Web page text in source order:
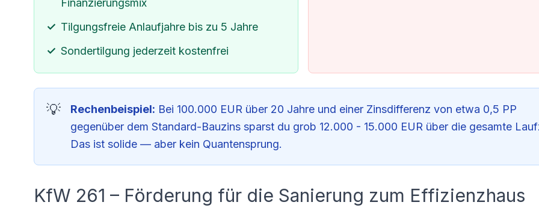
Finanzierungsmix
Tilgungsfreie Anlaufjahre bis zu 5 Jahre
Sondertilgung jederzeit kostenfrei
Rechenbeispiel: Bei 100.000 EUR über 20 Jahre und einer Zinsdifferenz von etwa 0,5 PP
gegenüber dem Standard-Bauzins sparst du grob 12.000 - 15.000 EUR über die gesamte
Das ist solide — aber kein Quantensprung.
KfW 261 – Förderung für die Sanierung zum Effizienzhaus